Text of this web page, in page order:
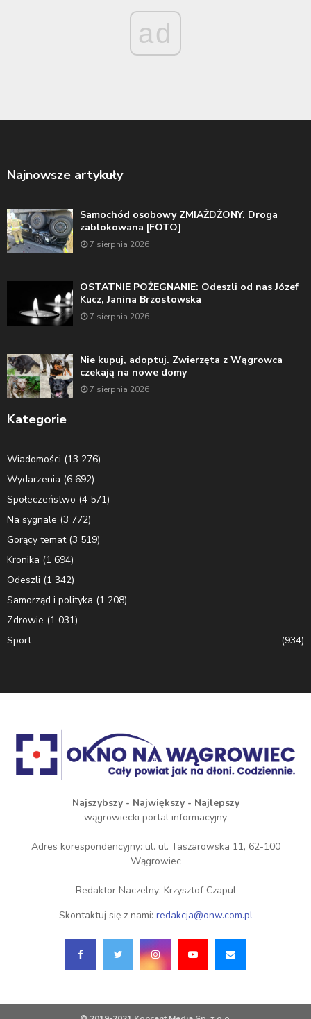
ad
Najnowsze artykuły
Samochód osobowy ZMIAŻDŻONY. Droga
zablokowana [FOTO]
7 sierpnia 2026
OSTATNIE POŻEGNANIE: Odeszli od nas Józef
Kucz, Janina Brzostowska
7 sierpnia 2026
Nie kupuj, adoptuj. Zwierzęta z Wągrowca
czekają na nowe domy
7 sierpnia 2026
Kategorie
Wiadomości (13 276)
Wydarzenia (6 692)
Społeczeństwo (4 571)
Na sygnale (3 772)
Gorący temat(3 519)
Kronika (1 694)
Odeszli (1 342)
Samorząd i polityka (1 208)
Zdrowie (1 031)
Sport
(934)
Najszybszy - Największy - Najlepszy
wągrowiecki portal informacyjny
Adres korespondencyjny: ul. ul. Taszarowska 11, 62-100
Wągrowiec
Redaktor Naczelny: Krzysztof Czapul
Skontaktuj się z nami: redakcja@onw.com.pl